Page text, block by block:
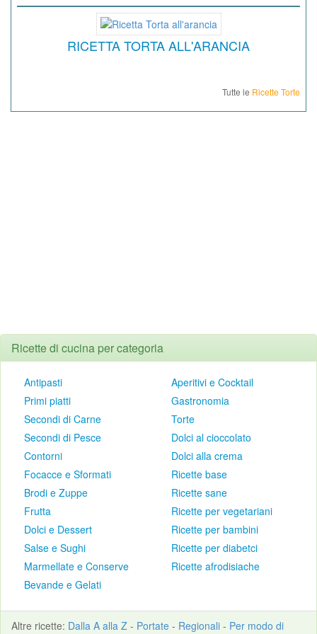
RICETTA TORTA ALL'ARANCIA
Tutte le Ricette Torte
Ricette di cucina per categoria
Antipasti
Primi piatti
Secondi di Carne
Secondi di Pesce
Contorni
Focacce e Sformati
Brodi e Zuppe
Frutta
Dolci e Dessert
Salse e Sughi
Marmellate e Conserve
Bevande e Gelati
Aperitivi e Cocktail
Gastronomia
Torte
Dolci al cioccolato
Dolci alla crema
Ricette base
Ricette sane
Ricette per vegetariani
Ricette per bambini
Ricette per diabetci
Ricette afrodisiache
Altre ricette: Dalla A alla Z - Portate - Regionali - Per modo di